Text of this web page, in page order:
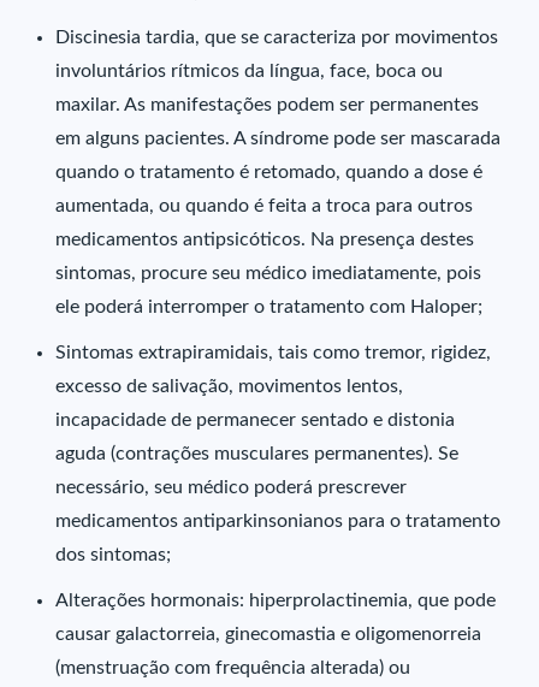
Discinesia tardia, que se caracteriza por movimentos
involuntários rítmicos da língua, face, boca ou
maxilar. As manifestações podem ser permanentes
em alguns pacientes. A síndrome pode ser mascarada
quando o tratamento é retomado, quando a dose é
aumentada, ou quando é feita a troca para outros
medicamentos antipsicóticos. Na presença destes
sintomas, procure seu médico imediatamente, pois
ele poderá interromper o tratamento com Haloper;
Sintomas extrapiramidais, tais como tremor, rigidez,
excesso de salivação, movimentos lentos,
incapacidade de permanecer sentado e distonia
aguda (contrações musculares permanentes). Se
necessário, seu médico poderá prescrever
medicamentos antiparkinsonianos para o tratamento
dos sintomas;
Alterações hormonais: hiperprolactinemia, que pode
causar galactorreia, ginecomastia e oligomenorreia
(menstruação com frequência alterada) ou